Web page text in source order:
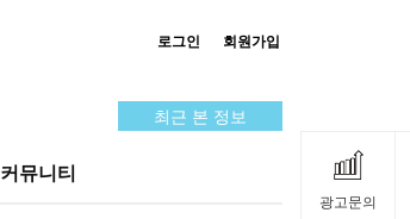
광고문의
로그인 회원가입
최근 본 정보
커뮤니티